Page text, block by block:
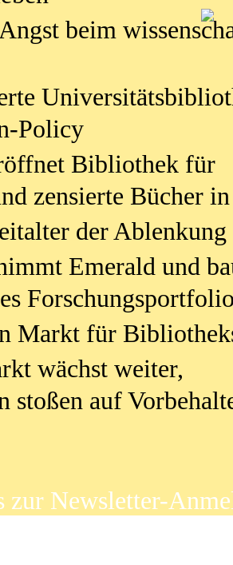
beim
Policy
Bibliothek für
zensierte Bücher
der Ablenkung
Emerald und
Markt für
wächst weiter,
stoßen auf
zur Newsletter-